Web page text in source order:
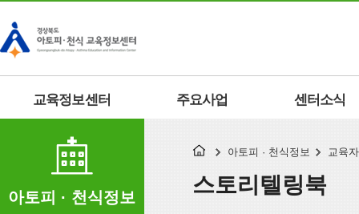
교육정보센터 주요사업 센터소식
아토피 · 천식정보
아토피 · 천식정보 교육
스토리텔링북